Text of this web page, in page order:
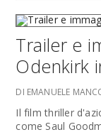
Trailer e
Odenkirk
DI EMANUELE
Il film thriller
come Saul